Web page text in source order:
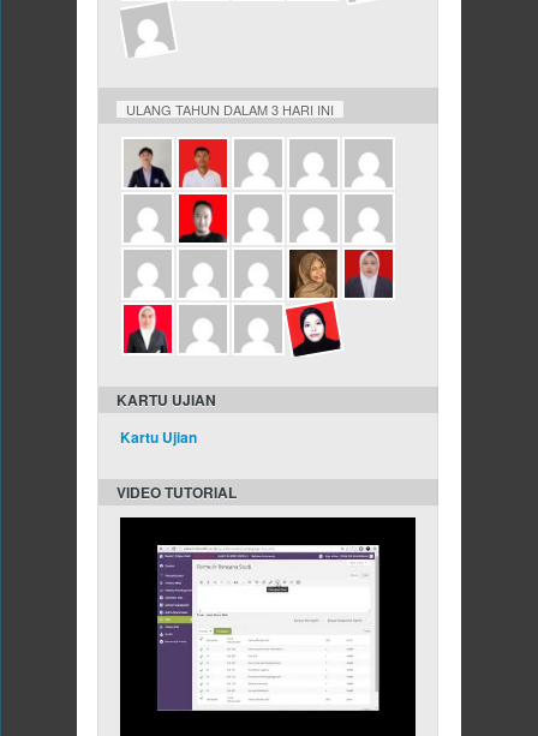
ULANG TAHUN DALAM 3 HARI INI
KARTU UJIAN
Kartu Ujian
VIDEO TUTORIAL